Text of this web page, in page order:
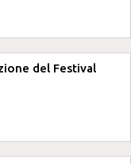
del Festival